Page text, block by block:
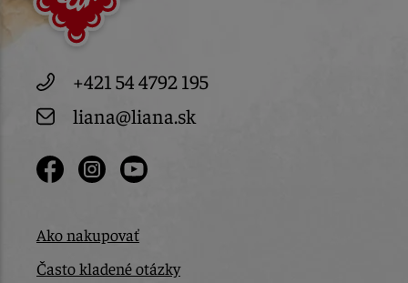
+421 54 4792 195
liana@liana.sk
Ako nakupovať
Často kladené otázky